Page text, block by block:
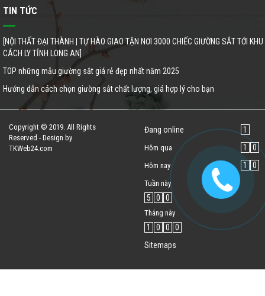
TIN TỨC
[NỘI THẤT ĐẠI THÀNH | TỰ HÀO GIAO TẬN NƠI 3000 CHIẾC GIƯỜNG SẮT TỚI KHU
CÁCH LY TỈNH LONG AN]
TOP những mẫu giường sắt giá rẻ đẹp nhất năm 2025
Hướng dẫn cách chọn giường sắt chất lượng, giá hợp lý cho bạn
Copyright © 2019. All Rights
Reserved - Design by
TKWeb24.com
Đang online 1
Hôm qua 1 0
Hôm nay 1 0
Tuần này
5 0 0
Tháng này
1 0 0
0
Sitemaps